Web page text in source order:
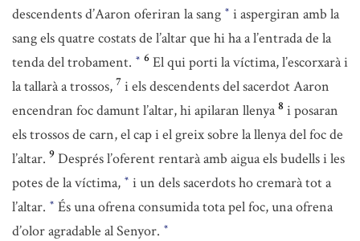
descendents d’Aaron oferiran la sang * i aspergiran amb la
sang els quatre costats de l’altar que hi ha a l’entrada de la
tenda del trobament. * 6 El qui porti la víctima, l’escorxarà i
la tallarà a trossos, 7 i els descendents del sacerdot Aaron
encendran foc damunt l’altar, hi apilaran llenya 8 i posaran
els trossos de carn, el cap i el greix sobre la llenya del foc de
l’altar. 9 Després l’oferent rentarà amb aigua els budells i les
potes de la víctima, * i un dels sacerdots ho cremarà tot a
l’altar. * És una ofrena consumida tota pel foc, una ofrena
d’olor agradable al Senyor. *